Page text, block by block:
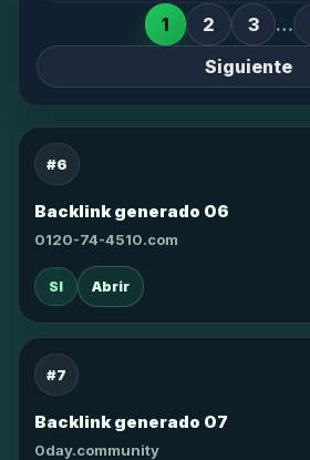
1
2 3 …
Siguiente
#6
Backlink generado 06
0120-74-4510.com
SI Abrir
#7
Backlink generado 07
0day.community